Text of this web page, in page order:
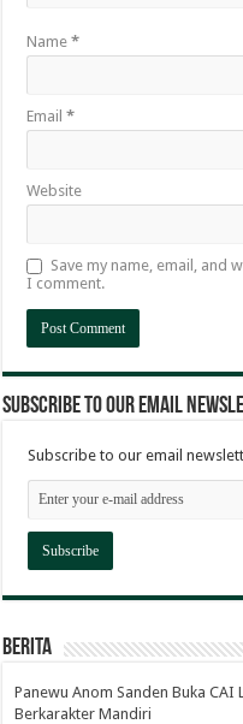
Name*
Email*
Website
Save my name, email, and
I comment.
Subscribe to our email
Subscribe to our email
Berita
Panewu Anom Sanden Buka
Berkarakter Mandiri